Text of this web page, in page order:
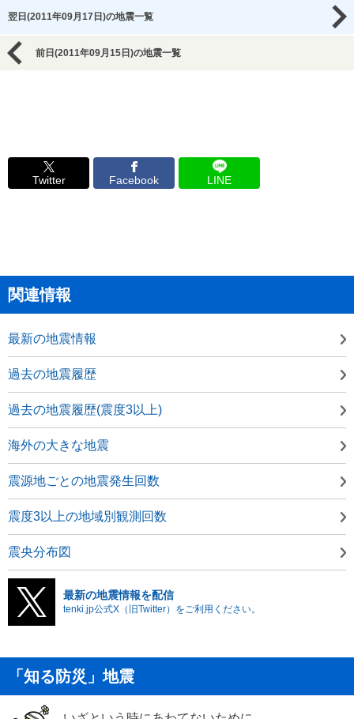
翌日(2011年09月17日)の地震一覧
前日(2011年09月15日)の地震一覧
Twitter Facebook LINE
関連情報
最新の地震情報
過去の地震履歴
過去の地震履歴(震度3以上)
海外の大きな地震
震源地ごとの地震発生回数
震度3以上の地域別観測回数
震央分布図
最新の地震情報を配信
tenki.jp公式X（旧Twitter）をご利用ください。
「知る防災」地震